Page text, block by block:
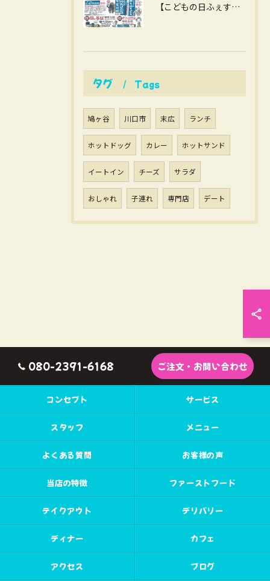
【こどもの日ふぇすた】
タグ Tags
鳩ヶ谷 川口市 末広 ランチ
ホットドッグ カレー ホットサンド
イートイン チーズ サラダ
おしゃれ 子連れ 専門店 デート
080-2391-6168 ご注文・お問い合わせ
コンセプト サービス
スタッフ メニュー
よくある質問 お客様の声
当店の特徴 ファーストフード
テイクアウト デリバリー
ディナー カフェ
アクセス ブログ